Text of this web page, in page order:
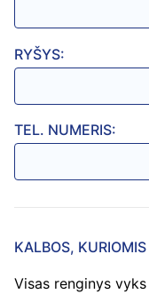
RYŠYS:
TEL. NUMERIS:
KALBOS,
Visas renginys